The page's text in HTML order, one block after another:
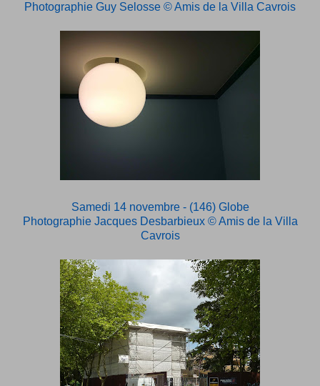
Photographie Guy Selosse © Amis de la Villa Cavrois
Samedi 14 novembre - (146) Globe
Photographie Jacques Desbarbieux© Amis de la Villa
Cavrois